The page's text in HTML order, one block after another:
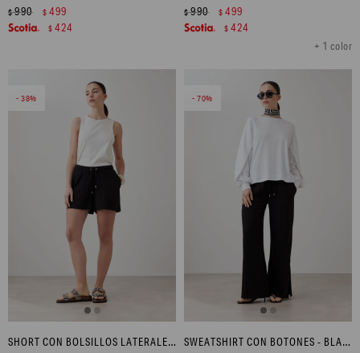
$990 $ 499
$ 424
+ 1 color
$990 $ 499
$ 424
38
SHORT CON BOLSILLOS LATERALES - NEGRO
70
SWEATSHIRT CON BOTONES - BLANCO